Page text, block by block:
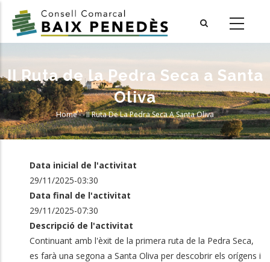
main
II Ruta de la Pedra Seca a Santa
Oliva
Breadcrumb
Home--II Ruta De La Pedra Seca A Santa Oliva
Data inicial de l'activitat
29/11/2025-03:30
Data final de l'activitat
29/11/2025-07:30
Descripció de l'activitat
Continuant amb l'èxit de la primera ruta de la Pedra Seca,
es farà una segona a Santa Oliva per descobrir els orígens i